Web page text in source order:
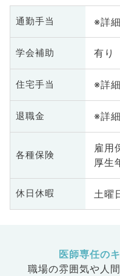
通勤手当 ※詳
学会補助 有り
住宅手当 ※詳
退職金 ※詳
各種保険
雇用
厚生
休日休暇 土曜
医師専任の
職場の雰囲気や人間